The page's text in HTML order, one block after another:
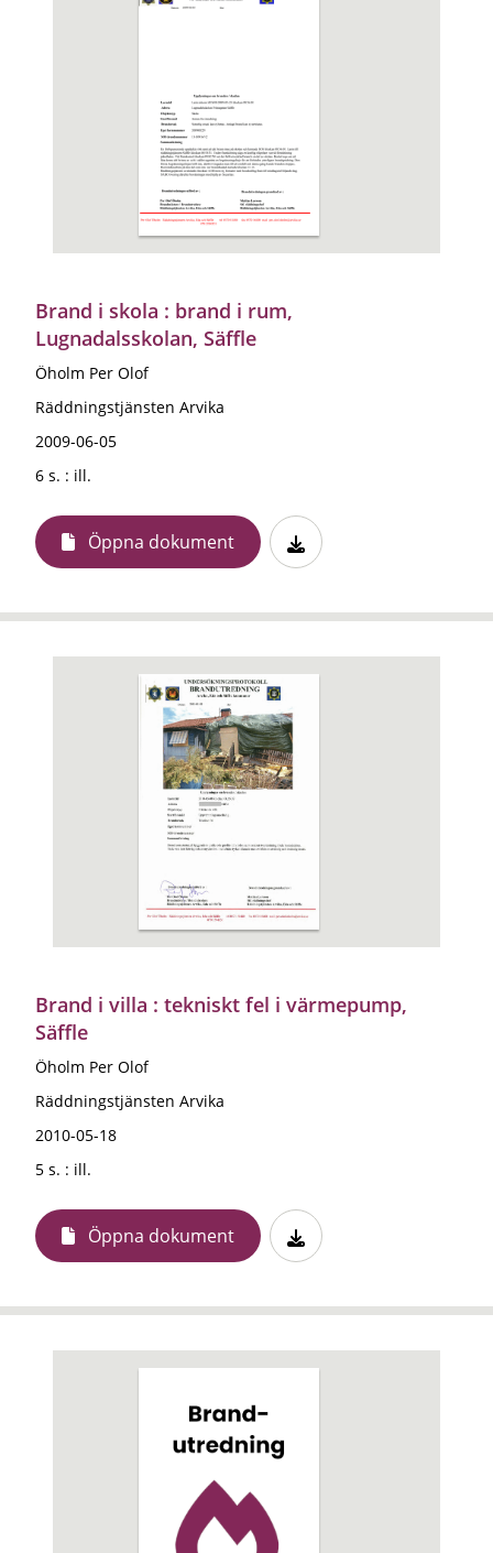
Brand i skola : brand i rum,
Lugnadalsskolan, Säffle
Öholm Per Olof
Räddningstjänsten Arvika
2009-06-05
6 s. : ill.
Öppna dokument
Brand i villa : tekniskt fel i värmepump,
Säffle
Öholm Per Olof
Räddningstjänsten Arvika
2010-05-18
5 s. : ill.
Öppna dokument